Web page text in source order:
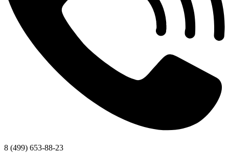
8 (499) 653-88-23